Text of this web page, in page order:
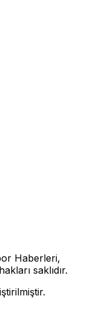
Haberleri,
saklıdır.